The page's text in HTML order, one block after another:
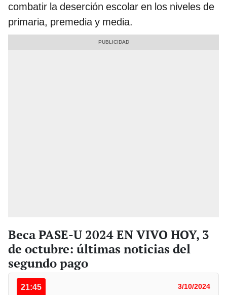
combatir la deserción escolar en los niveles de
primaria, premedia y media.
Beca PASE-U 2024 EN VIVO HOY, 3
de octubre: últimas noticias del
segundo pago
21:45 3/10/2024